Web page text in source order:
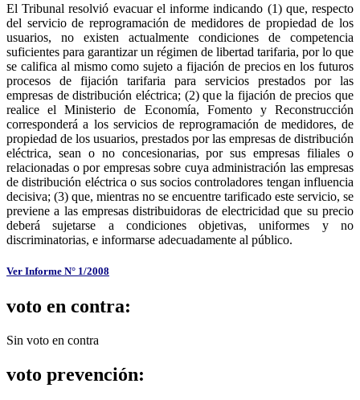
El Tribunal resolvió evacuar el informe indicando (1) que, respecto
del servicio de reprogramación de medidores de propiedad de los
usuarios, no existen actualmente condiciones de competencia
suficientes para garantizar un régimen de libertad tarifaria, por lo que
se califica al mismo como sujeto a fijación de precios en los futuros
procesos de fijación tarifaria para servicios prestados por las
empresas de distribución eléctrica; (2) que la fijación de precios que
realice el Ministerio de Economía, Fomento y Reconstrucción
corresponderá a los servicios de reprogramación de medidores, de
propiedad de los usuarios, prestados por las empresas de distribución
eléctrica, sean o no concesionarias, por sus empresas filiales o
relacionadas o por empresas sobre cuya administración las empresas
de distribución eléctrica o sus socios controladores tengan influencia
decisiva; (3) que, mientras no se encuentre tarificado este servicio, se
previene a las empresas distribuidoras de electricidad que su precio
deberá sujetarse a condiciones objetivas, uniformes y no
discriminatorias, e informarse adecuadamente al público.
Ver Informe N° 1/2008
voto en contra:
Sin voto en contra
voto prevención: